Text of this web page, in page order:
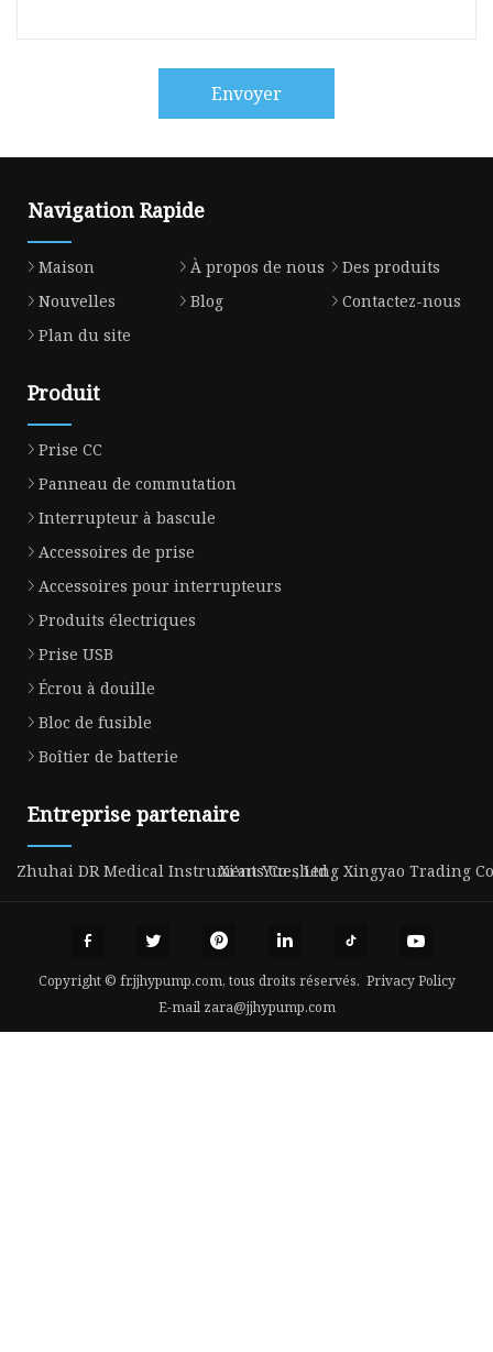
Envoyer
Navigation Rapide
Maison À propos de nous
Des produits
Nouvelles
Blog
Contactez-nous
Plan du site
Produit
Prise CC
Panneau de commutation
Interrupteur à bascule
Accessoires de prise
Accessoires pour interrupteurs
Produits électriques
Prise USB
Écrou à douille
Bloc de fusible
Boîtier de batterie
Entreprise partenaire
Zhuhai DR Medical Instruments Co ., Ltd .Xi'an Yuesheng Xingyao Trading
Copyright © fr.jjhypump.com, tous droits réservés. Privacy Policy
E-mail zara@jjhypump.com